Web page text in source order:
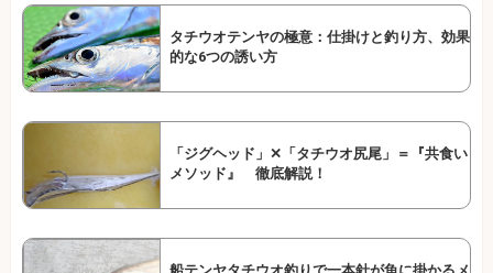
タチウオテンヤの極意：仕掛けと釣り方、効果
的な6つの誘い方
「ジグヘッド」✕「タチウオ尻尾」＝『共食い
メソッド』 徹底解説！